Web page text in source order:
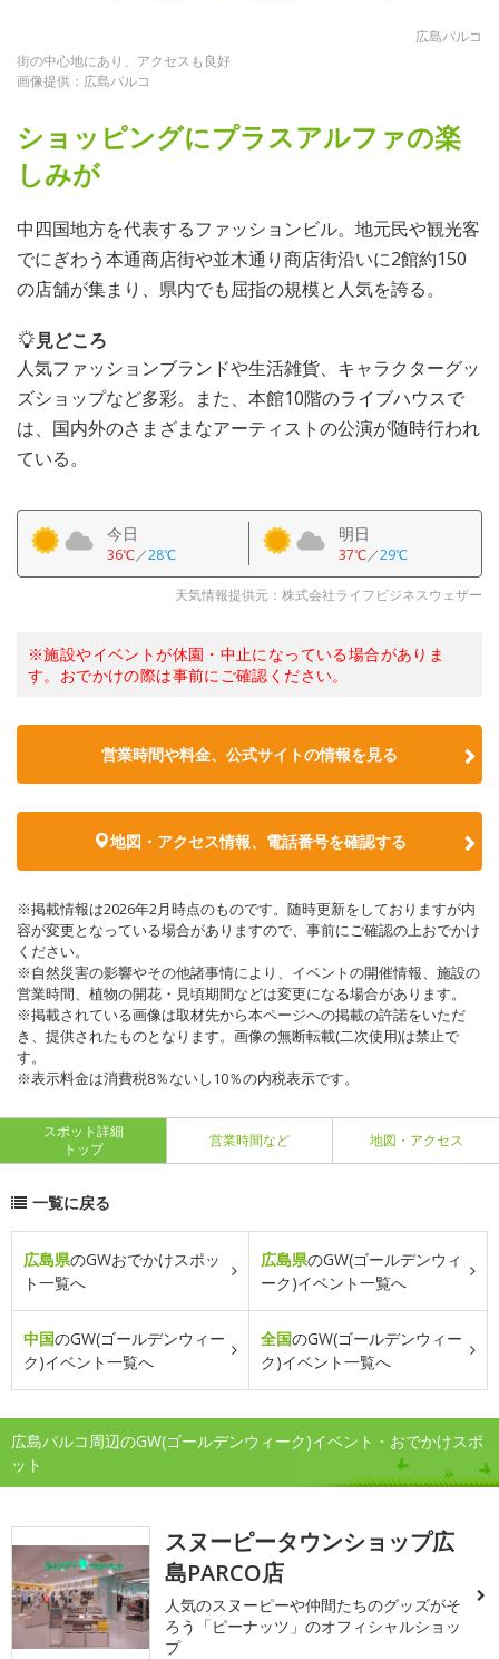
広島パルコ
街の中心地にあり、アクセスも良好
画像提供：広島パルコ
ショッピングにプラスアルファの楽
しみが
中四国地方を代表するファッションビル。地元民や観光客
でにぎわう本通商店街や並木通り商店街沿いに2館約150
の店舗が集まり、県内でも屈指の規模と人気を誇る。
見どころ
人気ファッションブランドや生活雑貨、キャラクターグッ
ズショップなど多彩。また、本館10階のライブハウスで
は、国内外のさまざまなアーティストの公演が随時行われ
ている。
今日
36℃／28℃
明日
37℃／29℃
天気情報提供元：株式会社ライフビジネスウェザー
※施設やイベントが休園・中止になっている場合がありま
す。おでかけの際は事前にご確認ください。
営業時間や料金、公式サイトの情報を見る
地図・アクセス情報、電話番号を確認する
※掲載情報は2026年2月時点のものです。随時更新をしておりますが内
容が変更となっている場合がありますので、事前にご確認の上おでかけ
ください。
※自然災害の影響やその他諸事情により、イベントの開催情報、施設の
営業時間、植物の開花・見頃期間などは変更になる場合があります。
※掲載されている画像は取材先から本ページへの掲載の許諾をいただ
き、提供されたものとなります。画像の無断転載(二次使用)は禁止で
す。
※表示料金は消費税8％ないし10％の内税表示です。
スポット詳細
トップ
営業時間など 地図・アクセス
一覧に戻る
広島県のGWおでかけスポッ
ト一覧へ
広島県のGW(ゴールデンウィ
ーク)イベント一覧へ
中国のGW(ゴールデンウィー
ク)イベント一覧へ
全国のGW(ゴールデンウィー
ク)イベント一覧へ
広島パルコ周辺のGW(ゴールデンウィーク)イベント・おでかけスポ
ット
スヌーピータウンショップ広
島PARCO店
人気のスヌーピーや仲間たちのグッズがそ
ろう「ピーナッツ」のオフィシャルショッ
プ